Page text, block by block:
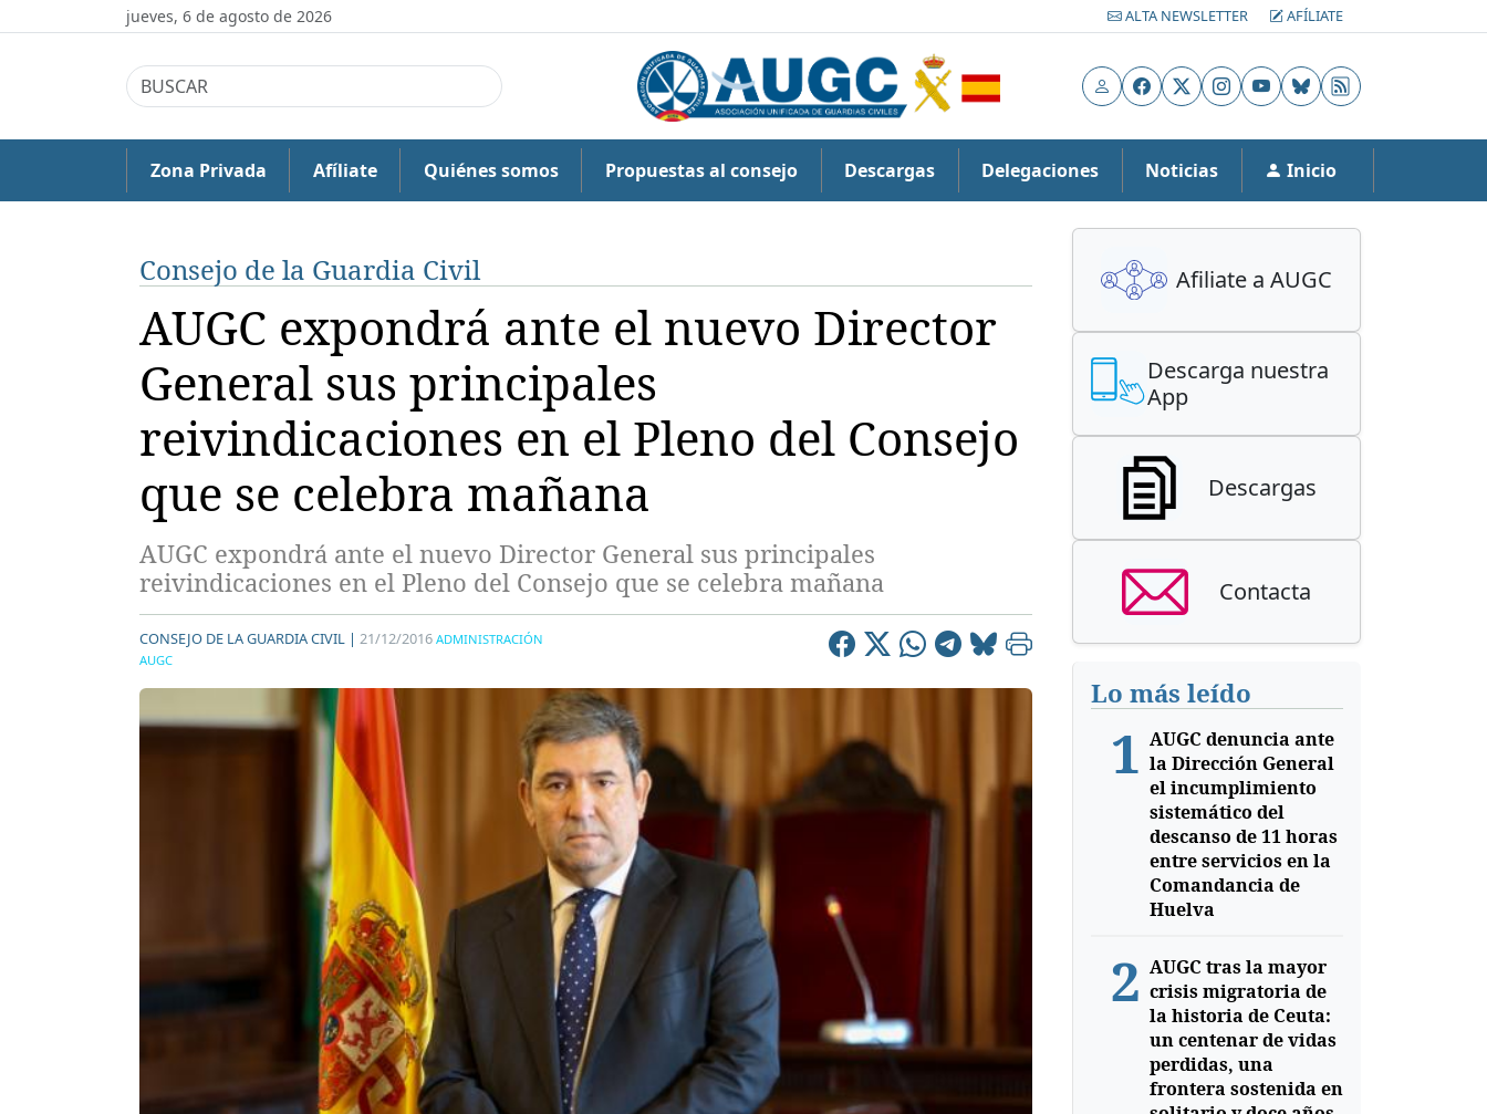
jueves, 6 de agosto de 2026 ALTA NEWSLETTER AFÍLIATE
UsuarioFacebook
X Instagram
YouTubeBluesky
RSS
Zona Privada Afíliate Quiénes somos Propuestas al consejo Descargas Delegaciones Noticias Inicio
Consejo de la Guardia Civil
AUGC expondrá ante el nuevo Director
General sus principales
reivindicaciones en el Pleno del Consejo
que se celebra mañana
AUGC expondrá ante el nuevo Director General sus principales
reivindicaciones en el Pleno del Consejo que se celebra mañana
CONSEJO DE LA GUARDIA CIVIL | 21/12/2016 ADMINISTRACIÓN
AUGC
Afiliate a AUGC
Descarga nuestra
App
Descargas
Contacta
Lo más leído
1 AUGC denuncia ante
la Dirección General
el incumplimiento
sistemático del
descanso de 11 horas
entre servicios en la
Comandancia de
Huelva
2 AUGC tras la mayor
crisis migratoria de
la historia de Ceuta:
un centenar de vidas
perdidas, una
frontera sostenida en